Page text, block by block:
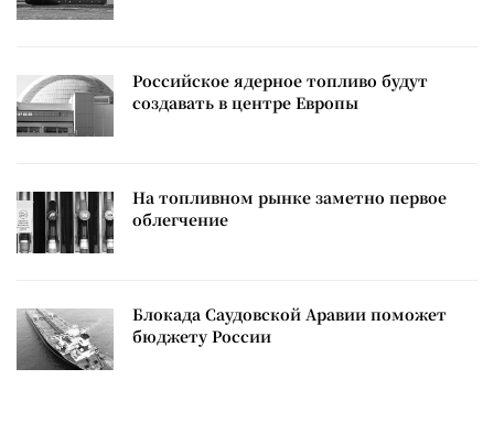
Российское ядерное топливо будут
создавать в центре Европы
На топливном рынке заметно первое
облегчение
Блокада Саудовской Аравии поможет
бюджету России